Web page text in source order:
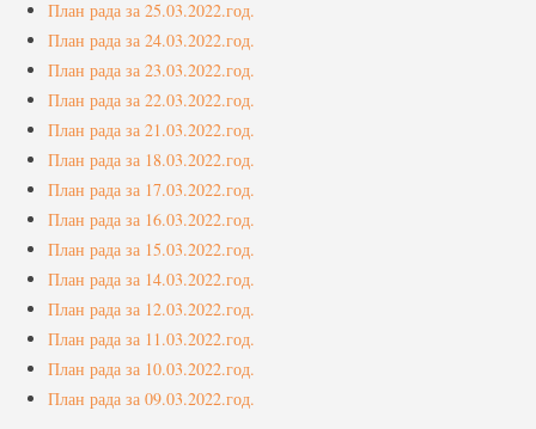
План рада за 25.03.2022.год.
План рада за 24.03.2022.год.
План рада за 23.03.2022.год.
План рада за 22.03.2022.год.
План рада за 21.03.2022.год.
План рада за 18.03.2022.год.
План рада за 17.03.2022.год.
План рада за 16.03.2022.год.
План рада за 15.03.2022.год.
План рада за 14.03.2022.год.
План рада за 12.03.2022.год.
План рада за 11.03.2022.год.
План рада за 10.03.2022.год.
План рада за 09.03.2022.год.